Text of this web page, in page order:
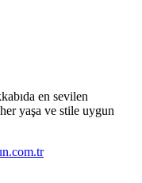
en sevilen
yaşa ve stile uygun